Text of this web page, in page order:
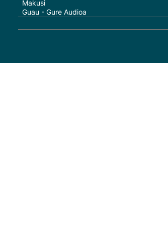
Makusi
Guau - Gure Audioa